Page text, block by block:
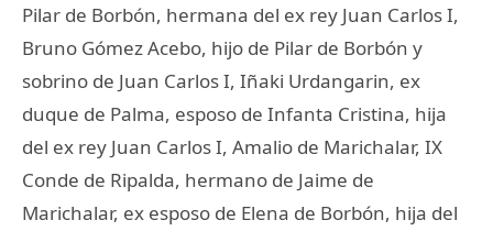
Pilar de Borbón, hermana del ex rey Juan Carlos I,
Bruno Gómez Acebo, hijo de Pilar de Borbón y
sobrino de Juan Carlos I, Iñaki Urdangarin, ex
duque de Palma, esposo de Infanta Cristina, hija
del ex rey Juan Carlos I, Amalio de Marichalar, IX
Conde de Ripalda, hermano de Jaime de
Marichalar, ex esposo de Elena de Borbón, hija del